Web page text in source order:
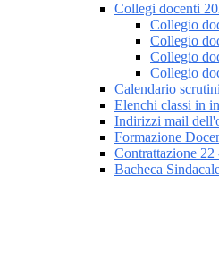
Collegi docenti
Collegio
Collegio
Collegio
Collegio
Calendario
Elenchi classi in
Indirizzi mail
Formazione
Contrattazione 22
Bacheca